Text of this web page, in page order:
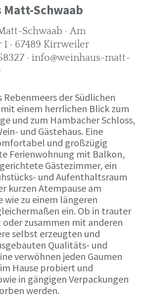
Matt-Schwaab
Schwaab · Am
· 67489 Kirrweiler
· info@weinhaus-matt-
der Südlichen
einem herrlichen Blick zum
und zum Hambacher Schloss,
und Gästehaus. Eine
und großzügig
Ferienwohnung mit Balkon,
Gästezimmer, ein
und Aufenthaltsraum
kurzen Atempause am
wie zu einem längeren
ein. Ob in trauter
oder zusammen mit anderen
selbst erzeugten und
Qualitäts- und
verwöhnen jeden Gaumen
Hause probiert und
in gängigen Verpackungen
werden.